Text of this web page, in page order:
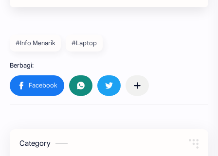
#Info Menarik #Laptop
Category